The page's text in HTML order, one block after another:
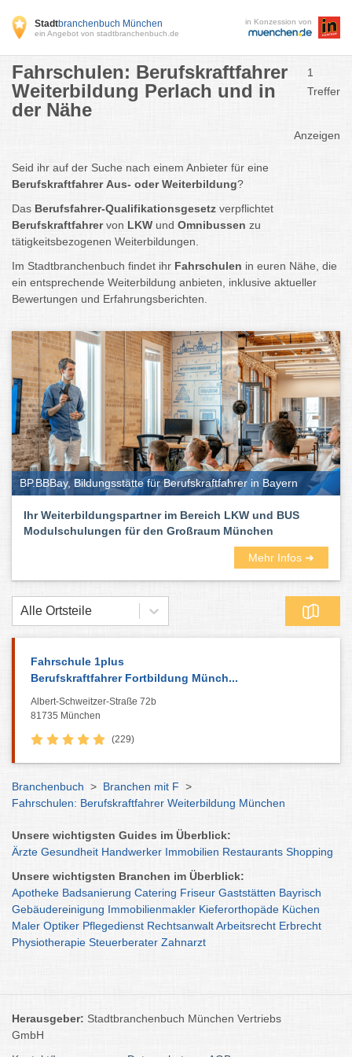
Stadtbranchenbuch München
ein Angebot von stadtbranchenbuch.de
in Konzession von
Fahrschulen: Berufskraftfahrer
Weiterbildung Perlach und in
der Nähe
1
Treffer
Anzeigen
Seid ihr auf der Suche nach einem Anbieter für eine
Berufskraftfahrer Aus- oder Weiterbildung?
Das Berufsfahrer-Qualifikationsgesetz verpflichtet
Berufskraftfahrervon LKW und Omnibussen zu
tätigkeitsbezogenen Weiterbildungen.
Im Stadtbranchenbuch findet ihr Fahrschulen in euren Nähe, die
ein entsprechende Weiterbildung anbieten, inklusive aktueller
Bewertungen und Erfahrungsberichten.
BP.BBBay, Bildungsstätte für Berufskraftfahrer in Bayern
Ihr Weiterbildungspartner im Bereich LKW und BUS
Modulschulungen für den Großraum München
Mehr Infos ➜
Alle Ortsteile
Fahrschule 1plus
Berufskraftfahrer Fortbildung Münch...
Albert-Schweitzer-Straße 72b
81735 München
(229)
Branchenbuch > Branchen mit F >
Fahrschulen: Berufskraftfahrer Weiterbildung München
Unsere wichtigsten Guides im Überblick:
Ärzte Gesundheit Handwerker Immobilien Restaurants Shopping
Unsere wichtigsten Branchen im Überblick:
Apotheke Badsanierung Catering Friseur Gaststätten Bayrisch
Gebäudereinigung Immobilienmakler Kieferorthopäde Küchen
Maler Optiker Pflegedienst RechtsanwaltArbeitsrecht Erbrecht
Physiotherapie Steuerberater Zahnarzt
Herausgeber: Stadtbranchenbuch München Vertriebs
GmbH